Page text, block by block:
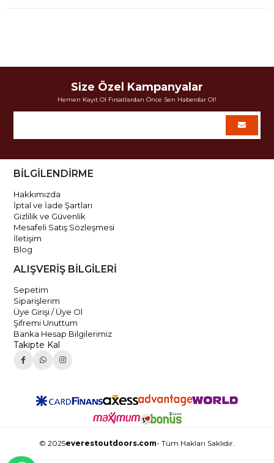
Size Özel Kampanyalar
Hemen Kayıt Ol Fırsatlardan Önce Sen Haberdar Ol!
BİLGİLENDİRME
Hakkımızda
İptal ve İade Şartları
Gizlilik ve Güvenlik
Mesafeli Satış Sözleşmesi
İletişim
Blog
ALIŞVERİŞ BİLGİLERİ
Sepetim
Siparişlerim
Üye Girişi / Üye Ol
Şifremi Unuttum
Banka Hesap Bilgilerimiz
Takipte Kal
© 2025everestoutdoors.com- Tüm Hakları Saklıdır.